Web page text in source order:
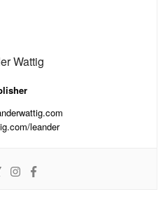
Wattig
leander